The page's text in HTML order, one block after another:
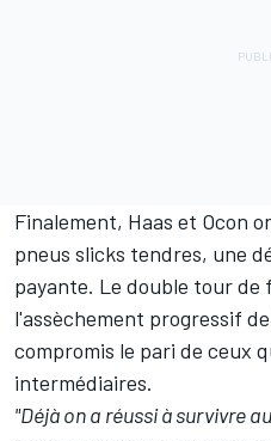
Finalement, Haas et Ocon
pneus slicks tendres, une
payante. Le double tour de
l'assèchement progressif
compromis le pari de ceux
intermédiaires.
"Déjà on a réussi à survivre